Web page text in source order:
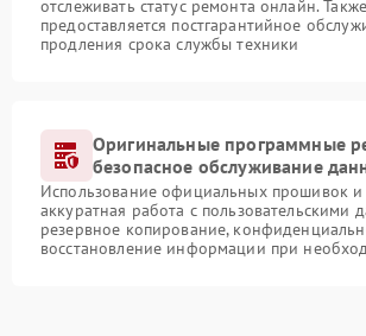
отслеживать статус ремонта онлайн. Также
предоставляется постгарантийное
продления срока службы техники
Оригинальные программные
безопасное обслуживание
Использование официальных прошивок и
аккуратная работа с пользовательскими
резервное копирование,
восстановление информации при